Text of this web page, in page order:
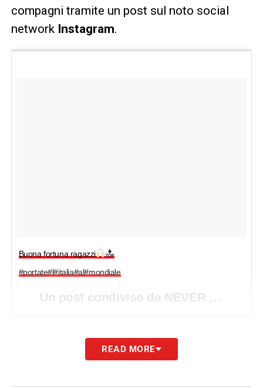
compagni tramite un post sul noto social
network Instagram.
Buona fortuna ragazzi
#portate#l#italia#al#mondiale
LA PLAYLIST DELLE NOSTRE TOP NEWS
READ MORE